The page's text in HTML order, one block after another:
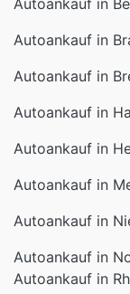
Autoankauf in
Autoankauf in
Autoankauf in
Autoankauf in
Autoankauf in
Autoankauf in
Autoankauf in
Autoankauf in
Autoankauf in